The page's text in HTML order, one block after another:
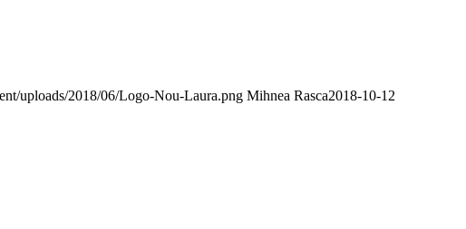
uploads/2018/06/Logo-Nou-Laura.png Mihnea Rasca2018-10-12